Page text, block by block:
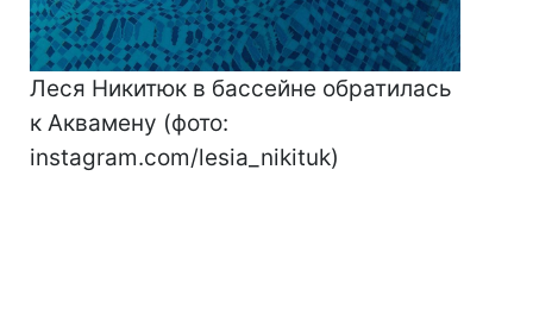
Леся Никитюк в бассейне обратилась
к Аквамену (фото:
instagram.com/lesia_nikituk)